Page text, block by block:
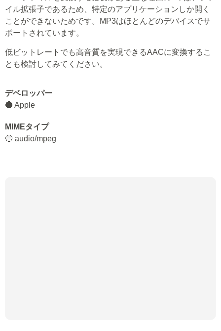
イル拡張子であるため、特定のアプリケーションしか開く
ことができないためです。MP3はほとんどのデバイスでサ
ポートされています。
低ビットレートでも高音質を実現できるAACに変換するこ
とも検討してみてください。
デベロッパー
🔵 Apple
MIMEタイプ
🔵 audio/mpeg